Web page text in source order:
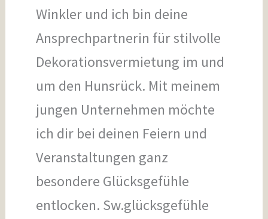
Winkler und ich bin deine
Ansprechpartnerin für stilvolle
Dekorationsvermietung im und
um den Hunsrück. Mit meinem
jungen Unternehmen möchte
ich dir bei deinen Feiern und
Veranstaltungen ganz
besondere Glücksgefühle
entlocken. Sw.glücksgefühle